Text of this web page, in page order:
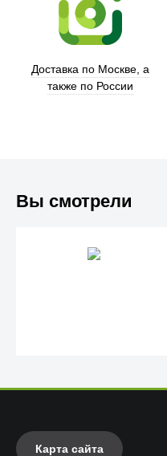
Доставка по Москве, а
также по России
Вы смотрели
Карта сайта